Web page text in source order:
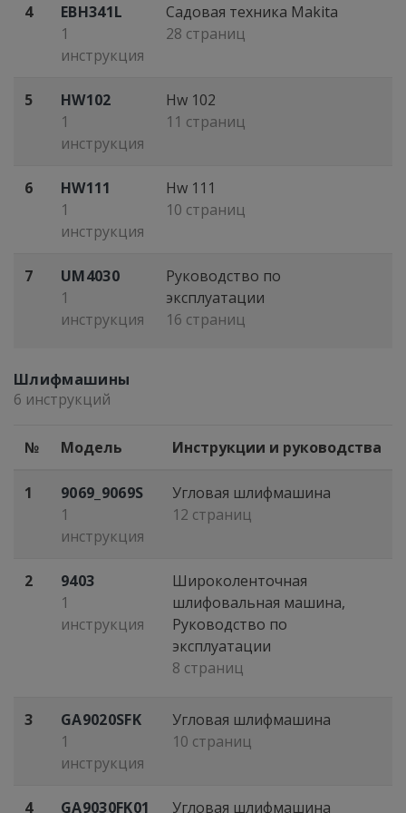
4
EBH341L
1
инструкция
Садовая техника Makita
28 страниц
5
HW102
1
инструкция
Hw 102
11 страниц
6
HW111
1
инструкция
Hw 111
10 страниц
7
UM4030
1
инструкция
Руководство по
эксплуатации
16 страниц
Шлифмашины
6 инструкций
№ Модель Инструкции и руководства
1
9069_9069S
1
инструкция
Угловая шлифмашина
12 страниц
2
9403
1
инструкция
Широколенточная
шлифовальная машина,
Руководство по
эксплуатации
8 страниц
3
GA9020SFK
1
инструкция
Угловая шлифмашина
10 страниц
4 GA9030FK01 Угловая шлифмашина